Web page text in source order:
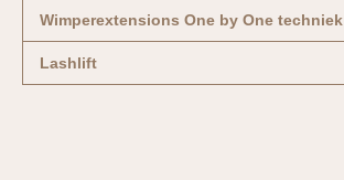
Wimperextensions One by One techniek
Lashlift